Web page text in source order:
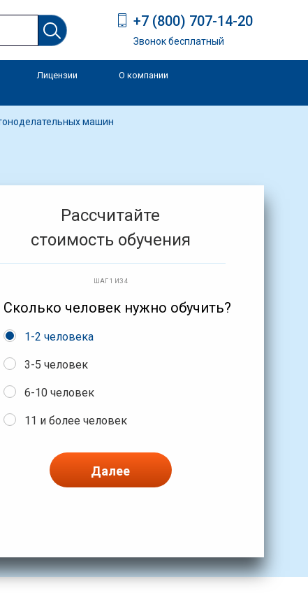
+7 (800) 707-14-20
Звонок бесплатный
Лицензии О компании
машин
Рассчитайте
стоимость обучения
ШАГ 1 ИЗ 4
Сколько человек нужно обучить?
1-2 человека
3-5 человек
6-10 человек
11 и более человек
Далее